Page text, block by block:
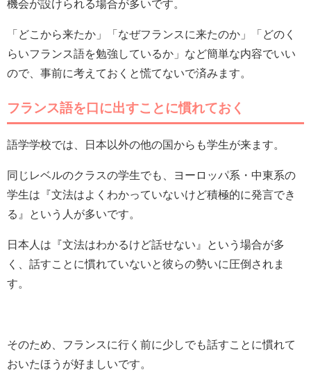
機会が設けられる場合が多いです。
「どこから来たか」「なぜフランスに来たのか」「どのく
らいフランス語を勉強しているか」など簡単な内容でいい
ので、事前に考えておくと慌てないで済みます。
フランス語を口に出すことに慣れておく
語学学校では、日本以外の他の国からも学生が来ます。
同じレベルのクラスの学生でも、ヨーロッパ系・中東系の
学生は『文法はよくわかっていないけど積極的に発言でき
る』という人が多いです。
日本人は『文法はわかるけど話せない』という場合が多
く、話すことに慣れていないと彼らの勢いに圧倒されま
す。
そのため、フランスに行く前に少しでも話すことに慣れて
おいたほうが好ましいです。